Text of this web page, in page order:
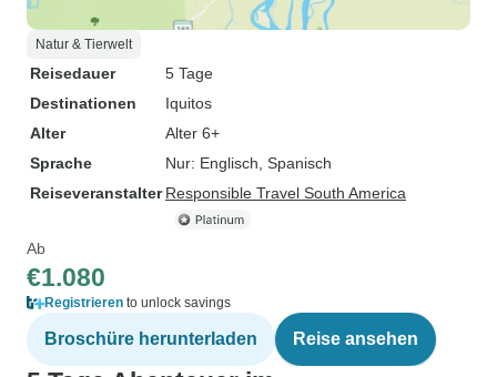
Natur & Tierwelt
Reisedauer
5 Tage
Destinationen
Iquitos
Alter
Alter 6+
Sprache
Nur: Englisch, Spanisch
Reiseveranstalter Responsible Travel South America
Ab
€1.080
Registrieren to unlock savings
Broschüre herunterladen Reise ansehen